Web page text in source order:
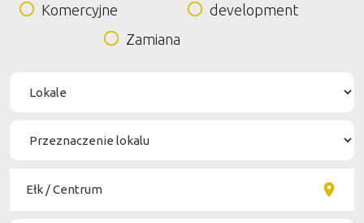
Komercyjne
development
Zamiana